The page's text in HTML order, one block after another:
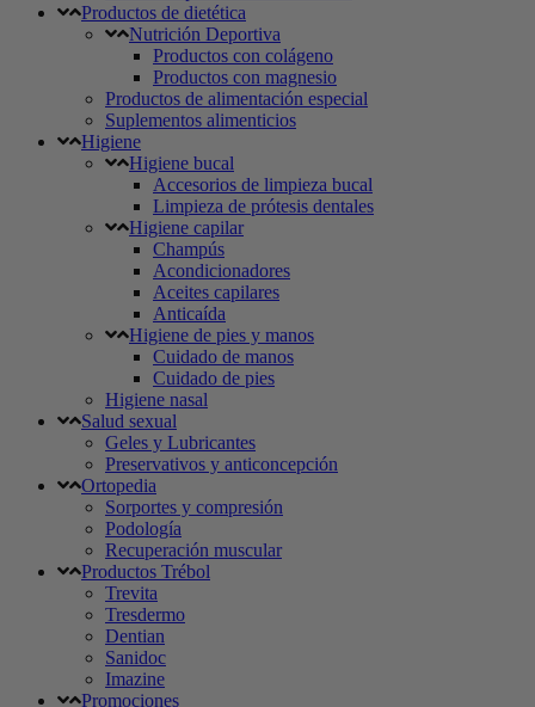
Productos de dietética
Nutrición Deportiva
Productos con colágeno
Productos con magnesio
Productos de alimentación especial
Suplementos alimenticios
Higiene
Higiene bucal
Accesorios de limpieza bucal
Limpieza de prótesis dentales
Higiene capilar
Champús
Acondicionadores
Aceites capilares
Anticaída
Higiene de pies y manos
Cuidado de manos
Cuidado de pies
Higiene nasal
Salud sexual
Geles y Lubricantes
Preservativos y anticoncepción
Ortopedia
Sorportes y compresión
Podología
Recuperación muscular
Productos Trébol
Trevita
Tresdermo
Dentian
Sanidoc
Imazine
Promociones